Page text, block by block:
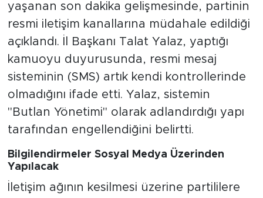
yaşanan son dakika gelişmesinde, partinin
resmi iletişim kanallarına müdahale edildiği
açıklandı. İl Başkanı Talat Yalaz, yaptığı
kamuoyu duyurusunda, resmi mesaj
sisteminin (SMS) artık kendi kontrollerinde
olmadığını ifade etti. Yalaz, sistemin
"Butlan Yönetimi" olarak adlandırdığı yapı
tarafından engellendiğini belirtti.
Bilgilendirmeler Sosyal Medya Üzerinden
Yapılacak
İletişim ağının kesilmesi üzerine partililere